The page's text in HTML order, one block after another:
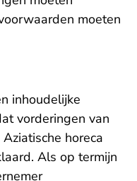
moeten
inhoudelijke
vorderingen van
horeca
Als op termijn